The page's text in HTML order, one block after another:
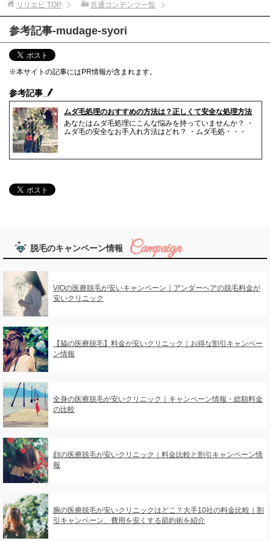
リリエピ TOP 共通コンテンツ一覧
参考記事-mudage-syori
※本サイトの記事にはPR情報が含まれます。
参考記事
ムダ毛処理のおすすめの方法は？正しくて安全な処理方法
あなたはムダ毛処理にこんな悩みを持っていませんか？ ・
ムダ毛の安全なお手入れ方法はどれ？ ・ムダ毛処・・・
脱毛のキャンペーン情報
VIOの医療脱毛が安いキャンペーン｜アンダーヘアの脱毛料金が
安いクリニック
【脇の医療脱毛】料金が安いクリニック｜お得な割引キャンペー
ン情報
全身の医療脱毛が安いクリニック｜キャンペーン情報・総額料金
の比較
顔の医療脱毛が安いクリニック｜料金比較と割引キャンペーン情
報
腕の医療脱毛が安いクリニックはどこ？大手10社の料金比較｜割
引キャンペーン、費用を安くする節約術を紹介